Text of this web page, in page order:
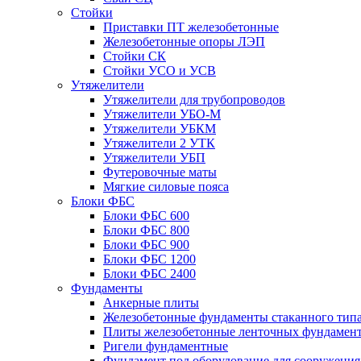
Стойки
Приставки ПТ железобетонные
Железобетонные опоры ЛЭП
Стойки СК
Стойки УСО и УСВ
Утяжелители
Утяжелители для трубопроводов
Утяжелители УБО-М
Утяжелители УБКМ
Утяжелители 2 УТК
Утяжелители УБП
Футеровочные маты
Мягкие силовые пояса
Блоки ФБС
Блоки ФБС 600
Блоки ФБС 800
Блоки ФБС 900
Блоки ФБС 1200
Блоки ФБС 2400
Фундаменты
Анкерные плиты
Железобетонные фундаменты стаканного типа
Плиты железобетонные ленточных
Ригели фундаментные